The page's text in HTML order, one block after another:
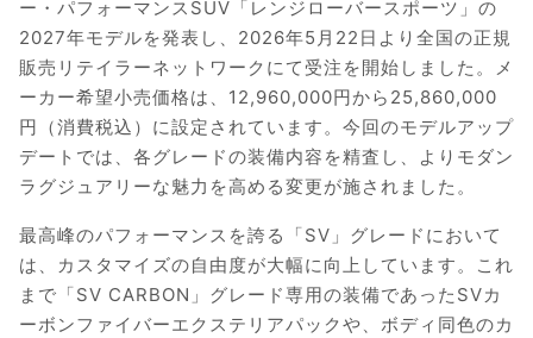
ー・パフォーマンスSUV「レンジローバースポーツ」の
2027年モデルを発表し、2026年5月22日より全国の正規
販売リテイラーネットワークにて受注を開始しました。メ
ーカー希望小売価格は、12,960,000円から25,860,000
円（消費税込）に設定されています。今回のモデルアップ
デートでは、各グレードの装備内容を精査し、よりモダン
ラグジュアリーな魅力を高める変更が施されました。
最高峰のパフォーマンスを誇る「SV」グレードにおいて
は、カスタマイズの自由度が大幅に向上しています。これ
まで「SV CARBON」グレード専用の装備であったSVカ
ーボンファイバーエクステリアパックや、ボディ同色のカ